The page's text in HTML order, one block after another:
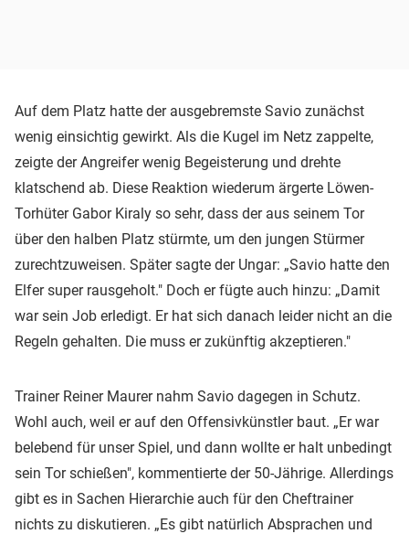
Auf dem Platz hatte der ausgebremste Savio zunächst
wenig einsichtig gewirkt. Als die Kugel im Netz zappelte,
zeigte der Angreifer wenig Begeisterung und drehte
klatschend ab. Diese Reaktion wiederum ärgerte Löwen-
Torhüter Gabor Kiraly so sehr, dass der aus seinem Tor
über den halben Platz stürmte, um den jungen Stürmer
zurechtzuweisen. Später sagte der Ungar: „Savio hatte den
Elfer super rausgeholt." Doch er fügte auch hinzu: „Damit
war sein Job erledigt. Er hat sich danach leider nicht an die
Regeln gehalten. Die muss er zukünftig akzeptieren."
Trainer Reiner Maurer nahm Savio dagegen in Schutz.
Wohl auch, weil er auf den Offensivkünstler baut. „Er war
belebend für unser Spiel, und dann wollte er halt unbedingt
sein Tor schießen", kommentierte der 50-Jährige. Allerdings
gibt es in Sachen Hierarchie auch für den Cheftrainer
nichts zu diskutieren. „Es gibt natürlich Absprachen und